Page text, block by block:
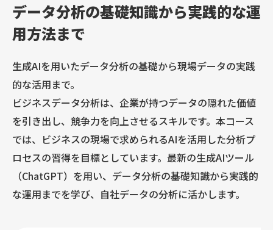
データ分析の基礎知識から実践的な運
用方法まで
生成AIを用いたデータ分析の基礎から現場データの実践
的な活用まで。
ビジネスデータ分析は、企業が持つデータの隠れた価値
を引き出し、競争力を向上させるスキルです。本コース
では、ビジネスの現場で求められるAIを活用した分析プ
ロセスの習得を目標としています。最新の生成AIツール
（ChatGPT）を用い、データ分析の基礎知識から実践的
な運用までを学び、自社データの分析に活かします。